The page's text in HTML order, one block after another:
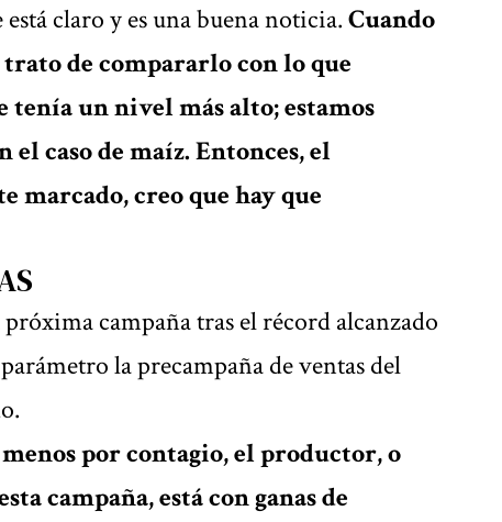
claro y es una buena noticia.Cuando
de compararlo con lo que
tenía un nivel más alto; estamos
el caso de maíz. Entonces, el
marcado, creo que hay que
campaña tras el récord alcanzado
la precampaña de ventas del
menos por contagio, el productor, o
campaña, está con ganas de